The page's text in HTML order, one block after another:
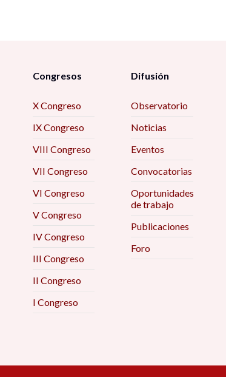
Congresos
X Congreso
IX Congreso
VIII Congreso
VII Congreso
VI Congreso
V Congreso
IV Congreso
III Congreso
II Congreso
I Congreso
Difusión
Observatorio
Noticias
Eventos
Convocatorias
Oportunidades
de trabajo
Publicaciones
Foro